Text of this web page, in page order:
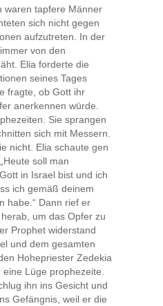
waren tapfere Männer
sich nicht gegen
aufzutreten. In der
von den
Elia forderte die
seines Tages
fragte, ob Gott ihr
anerkennen würde.
Sie sprangen
sich mit Messern.
nicht. Elia schaute gen
soll man
in Israel bist und ich
ich gemäß deinem
habe.“ Dann rief er
um das Opfer zu
Prophet widerstand
und dem gesamten
Hohepriester Zedekia
Lüge prophezeite.
ihn ins Gesicht und
Gefängnis, weil er die